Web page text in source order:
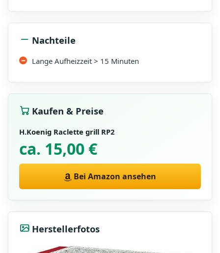
Nachteile
Lange Aufheizzeit > 15 Minuten
Kaufen & Preise
H.Koenig Raclette grill RP2
ca. 15,00 €
Bei Amazon ansehen
Herstellerfotos